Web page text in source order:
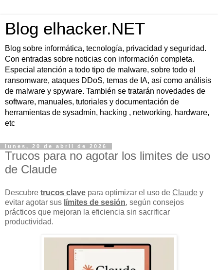
Blog elhacker.NET
Blog sobre informática, tecnología, privacidad y seguridad.
Con entradas sobre noticias con información completa.
Especial atención a todo tipo de malware, sobre todo el
ransomware, ataques DDoS, temas de IA, así como análisis
de malware y spyware. También se tratarán novedades de
software, manuales, tutoriales y documentación de
herramientas de sysadmin, hacking , networking, hardware,
etc
lunes, 20 de abril de 2026
Trucos para no agotar los limites de uso
de Claude
Descubre trucos clave para optimizar el uso de Claude y
evitar agotar sus límites de sesión, según consejos
prácticos que mejoran la eficiencia sin sacrificar
productividad.